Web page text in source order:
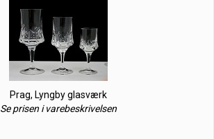
Prag, Lyngby glasværk
Se prisen i varebeskrivelsen